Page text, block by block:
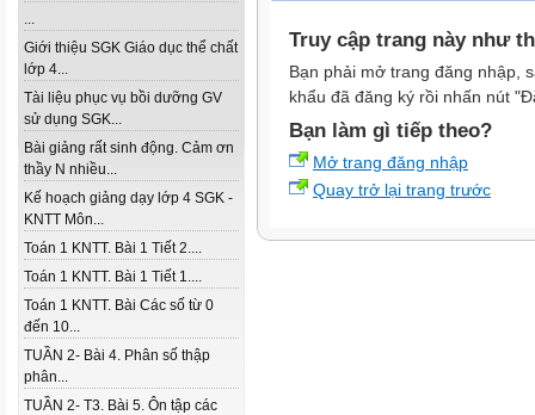
...
Giới thiệu SGK Giáo dục thể chất
lớp 4...
Tài liệu phục vụ bồi dưỡng GV
sử dụng SGK...
Bài giảng rất sinh động. Cảm ơn
thầy N nhiều...
Kế hoạch giảng dạy lớp 4 SGK -
KNTT Môn...
Toán 1 KNTT. Bài 1 Tiết 2....
Toán 1 KNTT. Bài 1 Tiết 1....
Toán 1 KNTT. Bài Các số từ 0
đến 10...
TUẦN 2- Bài 4. Phân số thập
phân...
TUẦN 2- T3. Bài 5. Ôn tập các
Truy cập trang này như
Bạn phải mở trang đăng nhập,
khẩu đã đăng ký rồi nhấn nút
Bạn làm gì tiếp theo?
Mở trang đăng nhập
Quay trở lại trang trước